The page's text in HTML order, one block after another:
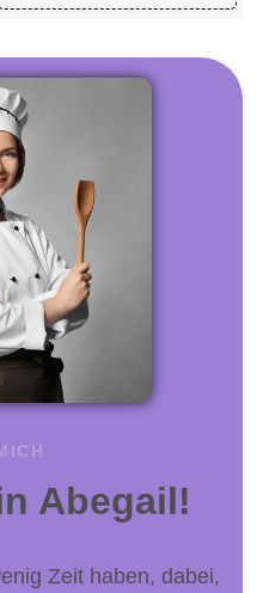
Abegail!
Zeit haben, dabei,